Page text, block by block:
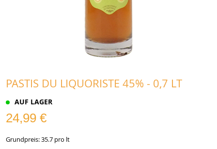
PASTIS DU LIQUORISTE 45% - 0,7 LT
AUF LAGER
24,99 €
Grundpreis: 35.7 pro lt